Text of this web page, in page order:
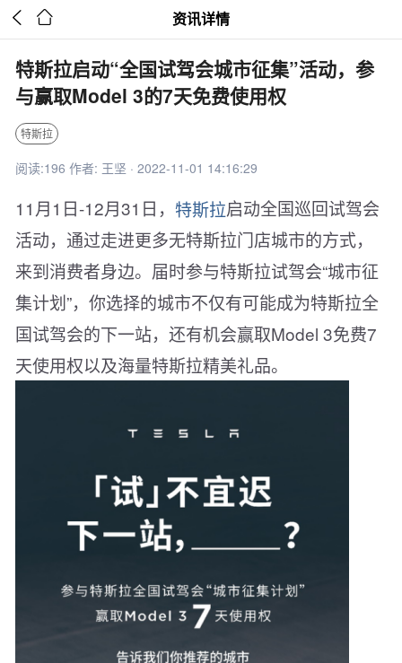
  资讯详情
特斯拉启动“全国试驾会城市征集”活动，参
与赢取Model 3的7天免费使用权
特斯拉
阅读:196 作者: 王坚 · 2022-11-01 14:16:29
11月1日-12月31日， 特斯拉启动全国巡回试驾会
活动，通过走进更多无特斯拉门店城市的方式，
来到消费者身边。届时参与特斯拉试驾会“城市征
集计划”，你选择的城市不仅有可能成为特斯拉全
国试驾会的下一站，还有机会赢取Model 3免费7
天使用权以及海量特斯拉精美礼品。